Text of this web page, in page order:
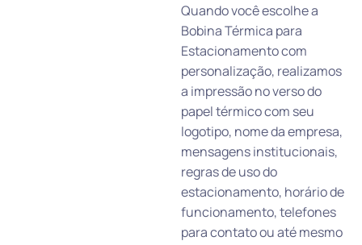
Quando você escolhe a
Bobina Térmica para
Estacionamento com
personalização, realizamos
a impressão no verso do
papel térmico com seu
logotipo, nome da empresa,
mensagens institucionais,
regras de uso do
estacionamento, horário de
funcionamento, telefones
para contato ou até mesmo